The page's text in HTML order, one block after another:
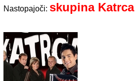
Nastopajoči: skupina Katrca